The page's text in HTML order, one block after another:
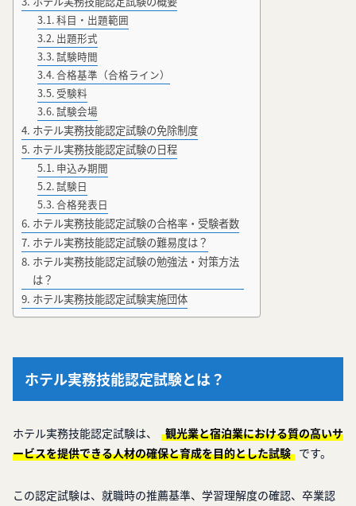
科目・出題範囲
出題形式
試験時間
合格基準（合格ライン）
受験料
試験会場
ホテル実務技能認定試験の免除制度
ホテル実務技能認定試験の日程
申込み期間
試験日
合格発表日
ホテル実務技能認定試験の合格率・受験者数
ホテル実務技能認定試験の難易度は？
ホテル実務技能認定試験の勉強法・対策方法
は？
ホテル実務技能認定試験実施団体
ホテル実務技能認定試験とは？
ホテル実務技能認定試験は、
観光業と宿泊業における質の高いサ
ービスを提供できる人材の確保と育成を目的とした試験 です。
この認定試験は、就職時の推薦基準、学習理解度の確認、卒業認